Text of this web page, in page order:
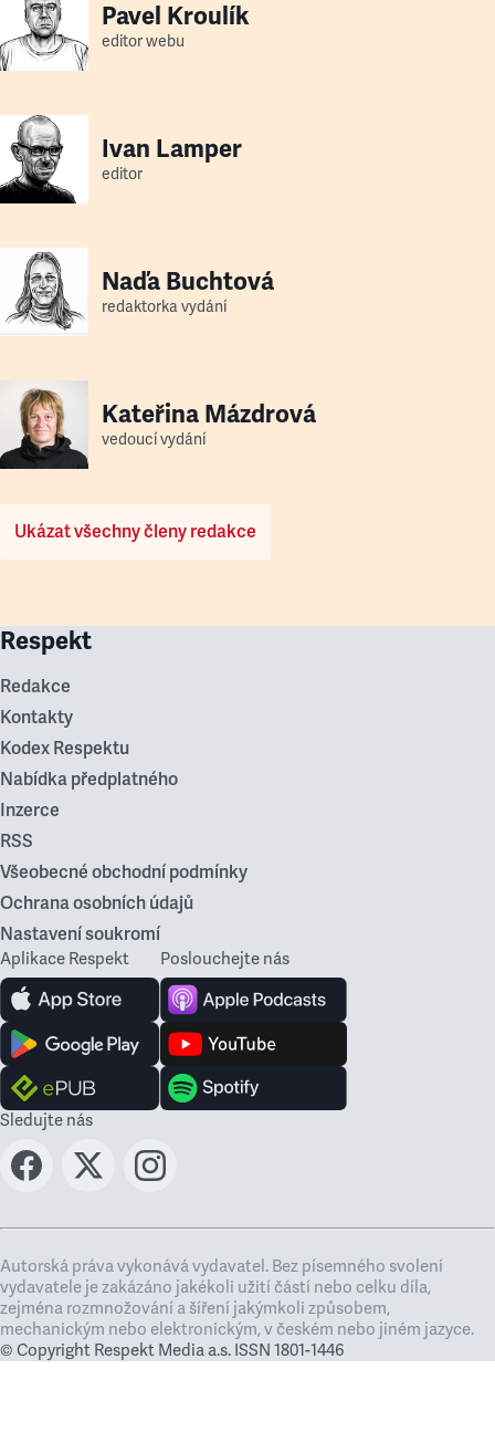
Pavel Kroulík
editor webu
Ivan Lamper
editor
Naďa Buchtová
redaktorka vydání
Kateřina Mázdrová
vedoucí vydání
Ukázat všechny členy redakce
Respekt
Redakce
Kontakty
Kodex Respektu
Nabídka předplatného
Inzerce
RSS
Všeobecné obchodní podmínky
Ochrana osobních údajů
Nastavení soukromí
Aplikace Respekt Poslouchejte nás
Sledujte nás
Autorská práva vykonává vydavatel. Bez písemného svolení
vydavatele je zakázáno jakékoli užití částí nebo celku díla,
zejména rozmnožování a šíření jakýmkoli způsobem,
mechanickým nebo elektronickým, v českém nebo jiném jazyce.
© Copyright Respekt Media a.s. ISSN 1801-1446